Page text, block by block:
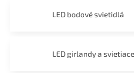
LED bodové svietidlá
LED girlandy a